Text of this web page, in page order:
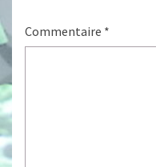
Commentaire *